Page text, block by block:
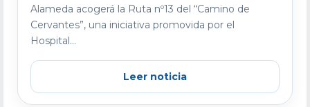
Alameda acogerá la Ruta nº13 del “Camino de
Cervantes”, una iniciativa promovida por el
Hospital...
Leer noticia